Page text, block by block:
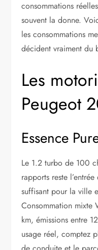
consommations
souvent la donne.
les consommations
décident vraiment du
Les
Peugeot
Essence
Le 1.2 turbo de 100
rapports reste
suffisant pour la ville
Consommation mixte
km, émissions entre
usage réel, comptez